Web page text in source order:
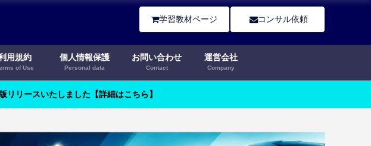
学習教材ページ コンサル依頼
用規約
of Use
個人情報保護
Personal data
お問い合わせ
Contact
運営会社
Company
リリースいたしました【詳細はこちら】